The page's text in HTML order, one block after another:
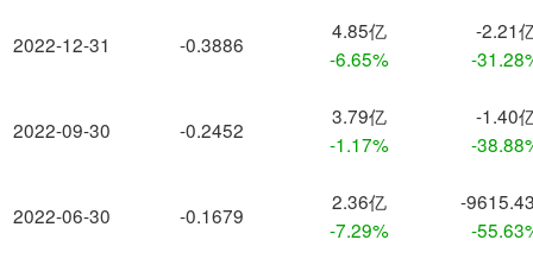
2022-12-31
2022-09-30
2022-06-30
-0.3886
4.85亿
-6.65%
-2.21
-
-0.2452
3.79亿
-1.17%
-1.40
-
-0.1679
2.36亿
-7.29%
-
-